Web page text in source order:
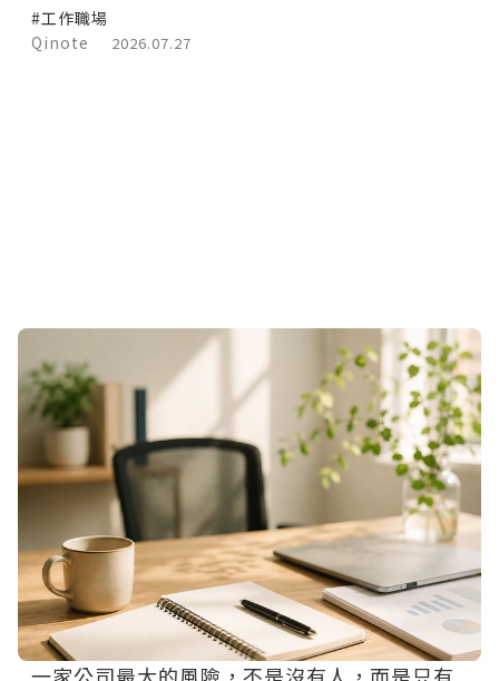
#工作職場
Qinote
2026.07.27
一家公司最大的風險，不是沒有人，而是只有